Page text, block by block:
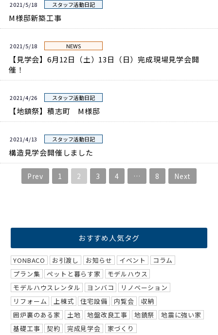
2021/5/18 スタッフ活動日記
M様邸新築工事
2021/5/18 NEWS
【見学会】6月12日（土）13日（日）完成現場見学会開
催！
2021/4/26 スタッフ活動日記
【地鎮祭】積志町 M様邸
2021/4/13 スタッフ活動日記
構造見学会開催しました
Prev 1 2 3 4 … 8 Next
おすすめ人気タグ
YONBACO お引渡し お知らせ イベント
コラム
プラン集
ペットと暮らす家
モデルハウス
モデルハウスレンタル
ヨンバコ
リノベーション
リフォーム
上棟式 住宅設備 内覧会
収納
囲炉裏のある家
土地 地盤改良工事 地鎮祭
地震に強い家
基礎工事
契約 完成見学会
家づくり